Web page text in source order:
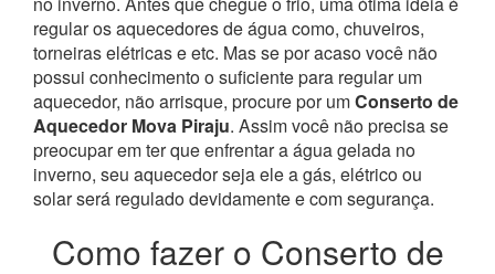
regular os aquecedores de água como, chuveiros,
torneiras elétricas e etc. Mas se por acaso você não
possui conhecimento o suficiente para regular um
aquecedor, não arrisque, procure por umConserto de
Aquecedor Mova Piraju. Assim você não precisa se
preocupar em ter que enfrentar a água gelada no
inverno, seu aquecedor seja ele a gás, elétrico ou
solar será regulado devidamente e com segurança.
Como fazer o Conserto de